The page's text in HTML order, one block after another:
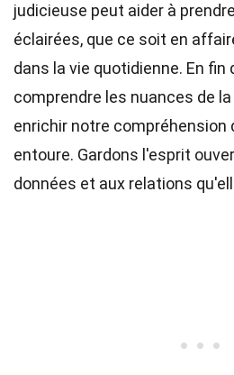
judicieuse peut aider à
éclairées, que ce soit en
dans la vie quotidienne. En fin
comprendre les nuances de
enrichir notre compréhension
entoure. Gardons l'esprit
données et aux relations